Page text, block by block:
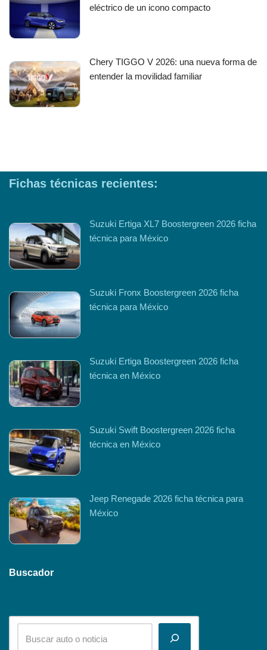
eléctrico de un icono compacto
Chery TIGGO V 2026: una nueva forma de
entender la movilidad familiar
Fichas técnicas recientes:
Suzuki Ertiga XL7 Boostergreen 2026 ficha
técnica para México
Suzuki Fronx Boostergreen 2026 ficha
técnica para México
Suzuki Ertiga Boostergreen 2026 ficha
técnica en México
Suzuki Swift Boostergreen 2026 ficha
técnica en México
Jeep Renegade 2026 ficha técnica para
México
Buscador